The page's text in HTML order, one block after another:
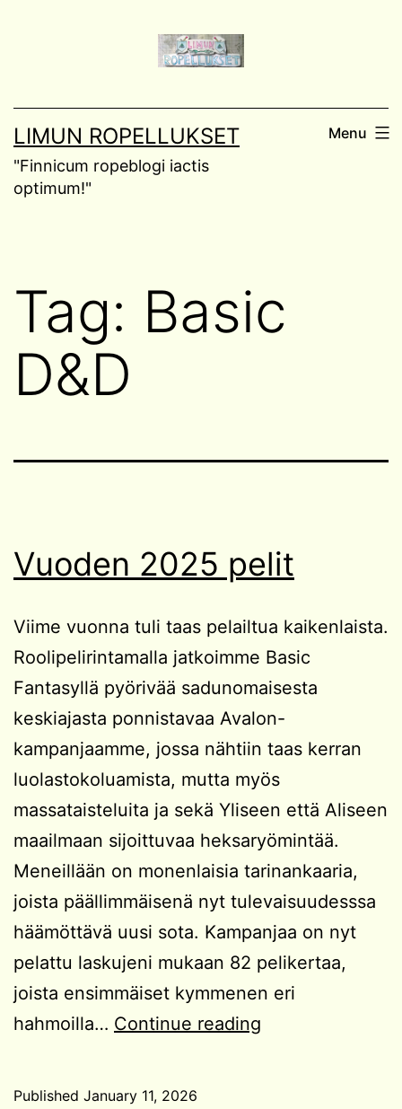
LIMUN ROPELLUKSET
"Finnicum ropeblogi iactis
optimum!"
Menu
Tag: Basic
D&D
Vuoden 2025 pelit
Viime vuonna tuli taas pelailtua kaikenlaista.
Roolipelirintamalla jatkoimme Basic
Fantasyllä pyörivää sadunomaisesta
keskiajasta ponnistavaa Avalon-
kampanjaamme, jossa nähtiin taas kerran
luolastokoluamista, mutta myös
massataisteluita ja sekä Yliseen että Aliseen
maailmaan sijoittuvaa heksaryömintää.
Meneillään on monenlaisia tarinankaaria,
joista päällimmäisenä nyt tulevaisuudesssa
häämöttävä uusi sota. Kampanjaa on nyt
pelattu laskujeni mukaan 82 pelikertaa,
joista ensimmäiset kymmenen eri
hahmoilla… Continue reading
Published January 11, 2026